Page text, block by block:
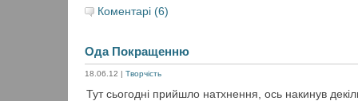
Коментарі (6)
Ода Покращенню
18.06.12 | Творчість
Тут сьогодні прийшло натхнення, ось накинув